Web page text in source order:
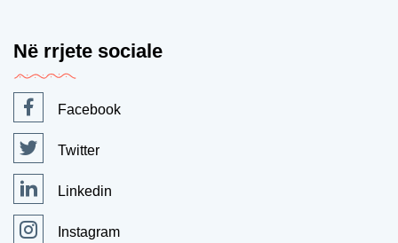
Në rrjete sociale
Facebook
Twitter
Linkedin
Instagram